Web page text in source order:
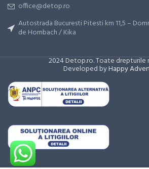
office@detop.ro
Autostrada Bucuresti Pitesti km 11,5 –
de Hornbach / Kika
2024 Detop.ro. Toate drepturile
Developed byHappy